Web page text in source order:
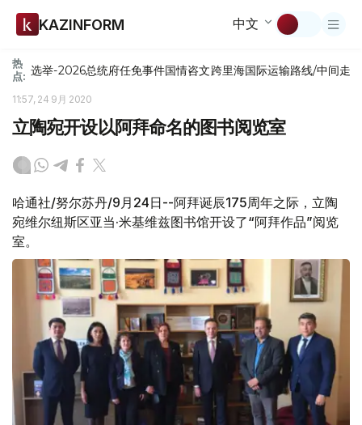
KAZINFORM 中文
热
点: 选举-2026总统府任免事件国情咨文跨里海国际运输路线/中间走廊
11:57, 24 9月 2020
立陶宛开设以阿拜命名的图书阅览室
哈通社/努尔苏丹/9月24日--阿拜诞辰175周年之际，立陶
宛维尔纽斯区亚当·米基维兹图书馆开设了“阿拜作品”阅览
室。